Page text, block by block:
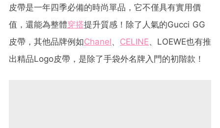
皮帶是一年四季必備的時尚單品，它不僅具有實用價
值，還能為整體穿搭提升質感！除了人氣的Gucci GG
皮帶，其他品牌例如Chanel、 CELINE、LOEWE也有推
出精品Logo皮帶，是除了手袋外名牌入門的初階款！